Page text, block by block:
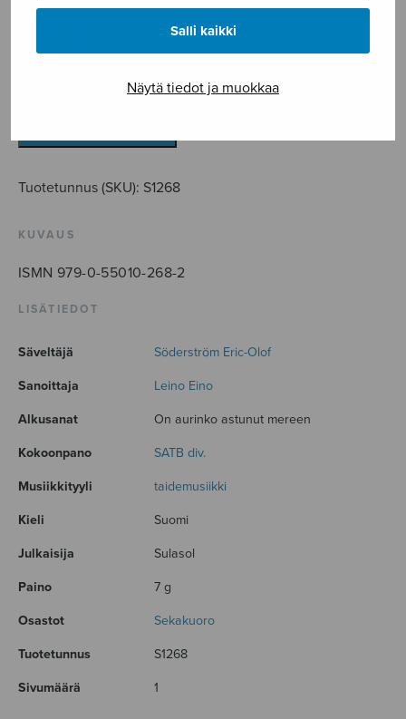
Salli kaikki
Näytä tiedot ja muokkaa
Tuotetunnus (SKU): S1268
KUVAUS
ISMN 979-0-55010-268-2
LISÄTIEDOT
Säveltäjä Söderström Eric-Olof
Sanoittaja Leino Eino
Alkusanat On aurinko astunut mereen
Kokoonpano SATB div.
Musiikkityyli taidemusiikki
Kieli Suomi
Julkaisija Sulasol
Paino 7 g
Osastot Sekakuoro
Tuotetunnus S1268
Sivumäärä 1